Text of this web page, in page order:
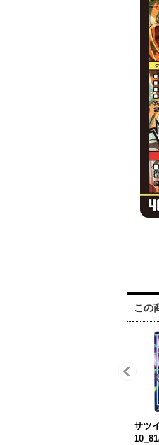
この
サツ